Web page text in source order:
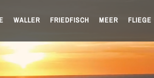
WALLER FRIEDFISCH MEER FLIEGE